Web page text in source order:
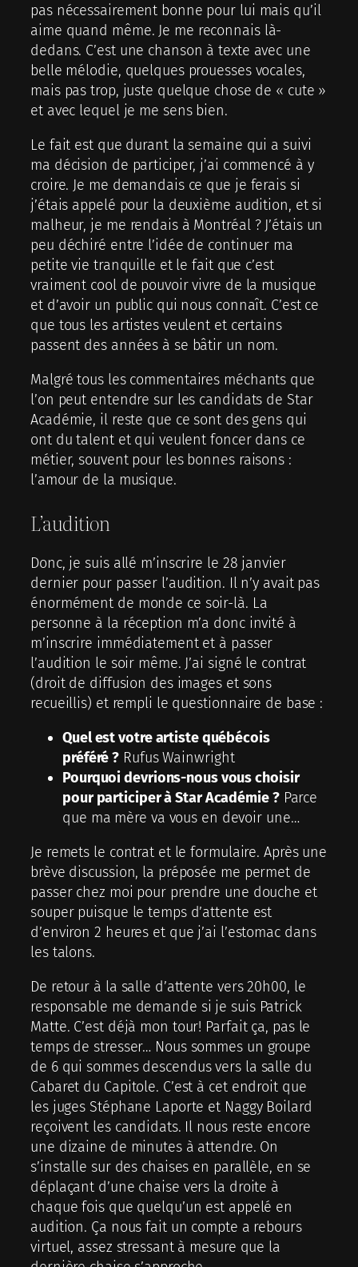
pas nécessairement bonne pour lui mais qu’il
aime quand même. Je me reconnais là-
dedans. C’est une chanson à texte avec une
belle mélodie, quelques prouesses vocales,
mais pas trop, juste quelque chose de « cute »
et avec lequel je me sens bien.
Le fait est que durant la semaine qui a suivi
ma décision de participer, j’ai commencé à y
croire. Je me demandais ce que je ferais si
j’étais appelé pour la deuxième audition, et si
malheur, je me rendais à Montréal ? J’étais un
peu déchiré entre l’idée de continuer ma
petite vie tranquille et le fait que c’est
vraiment cool de pouvoir vivre de la musique
et d’avoir un public qui nous connaît. C’est ce
que tous les artistes veulent et certains
passent des années à se bâtir un nom.
Malgré tous les commentaires méchants que
l’on peut entendre sur les candidats de Star
Académie, il reste que ce sont des gens qui
ont du talent et qui veulent foncer dans ce
métier, souvent pour les bonnes raisons :
l’amour de la musique.
L’audition
Donc, je suis allé m’inscrire le 28 janvier
dernier pour passer l’audition. Il n’y avait pas
énormément de monde ce soir-là. La
personne à la réception m’a donc invité à
m’inscrire immédiatement et à passer
l’audition le soir même. J’ai signé le contrat
(droit de diffusion des images et sons
recueillis) et rempli le questionnaire de base :
Quel est votre artiste québécois
préféré ? Rufus Wainwright
Pourquoi devrions-nous vous choisir
pour participer à Star Académie ?Parce
que ma mère va vous en devoir une…
Je remets le contrat et le formulaire. Après une
brève discussion, la préposée me permet de
passer chez moi pour prendre une douche et
souper puisque le temps d’attente est
d’environ 2 heures et que j’ai l’estomac dans
les talons.
De retour à la salle d’attente vers 20h00, le
responsable me demande si je suis Patrick
Matte. C’est déjà mon tour! Parfait ça, pas le
temps de stresser… Nous sommes un groupe
de 6 qui sommes descendus vers la salle du
Cabaret du Capitole. C’est à cet endroit que
les juges Stéphane Laporte et Naggy Boilard
reçoivent les candidats. Il nous reste encore
une dizaine de minutes à attendre. On
s’installe sur des chaises en parallèle, en se
déplaçant d’une chaise vers la droite à
chaque fois que quelqu’un est appelé en
audition. Ça nous fait un compte a rebours
virtuel, assez stressant à mesure que la